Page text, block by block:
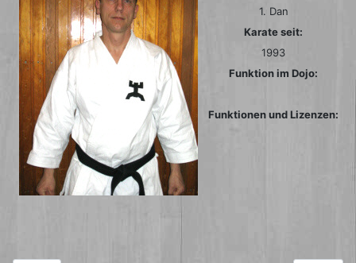
1. Dan
Karate seit:
1993
Funktion im Dojo:
Funktionen und Lizenzen: